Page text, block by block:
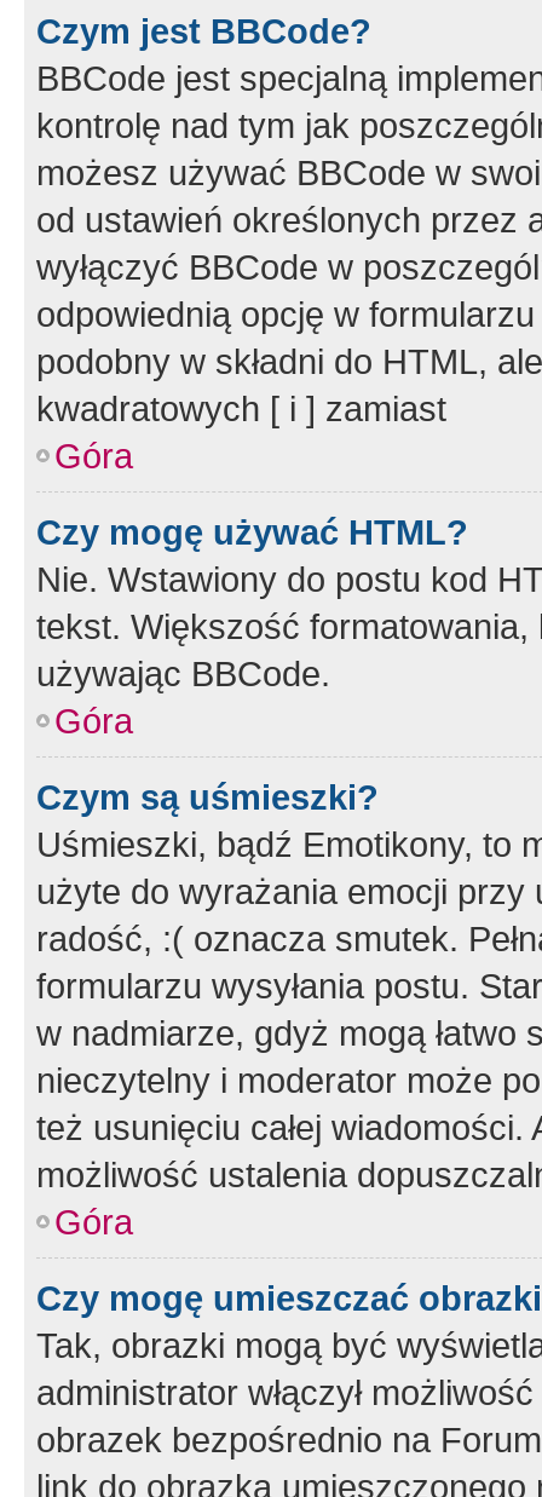
Czym jest BBCode?
BBCode jest specjalną
kontrolę nad tym jak
możesz używać BBCode w
od ustawień określonych przez
wyłączyć BBCode w
odpowiednią opcję w
podobny w składni do HTML,
kwadratowych [ i ] zamiast
Góra
Czy mogę używać HTML?
Nie. Wstawiony do postu kod
tekst. Większość
używając BBCode.
Góra
Czym są uśmieszki?
Uśmieszki, bądź Emotikony, to
użyte do wyrażania emocji
radość, :( oznacza smutek.
formularzu wysyłania postu.
w nadmiarze, gdyż mogą
nieczytelny i moderator może
też usunięciu całej
możliwość ustalenia
Góra
Czy mogę umieszczać
Tak, obrazki mogą być
administrator włączył
obrazek bezpośrednio na
link do obrazka